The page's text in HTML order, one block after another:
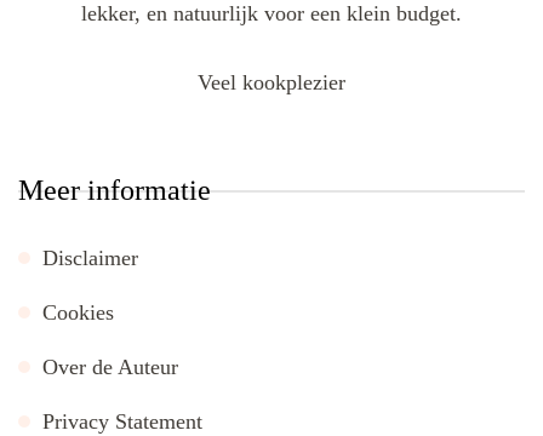
lekker, en natuurlijk voor een klein budget.
Veel kookplezier
Meer informatie
Disclaimer
Cookies
Over de Auteur
Privacy Statement